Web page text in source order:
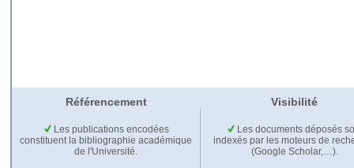
Référencement Visibilité
Les publications encodées
constituent la bibliographie académique
de l'Université.
Les documents déposés
indexés par les moteurs de
(Google Scholar,…).